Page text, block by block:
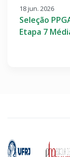
18 jun. 2026
Seleção
Etapa 7